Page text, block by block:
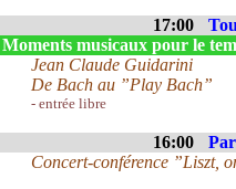
17:00
Moments musicaux pour le
Jean Claude Guidarini
De Bach au ”Play Bach”
- entrée libre
16:00
Concert-conférence ”Liszt,